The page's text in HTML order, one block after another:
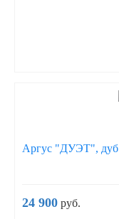
Аргус "ДУЭТ", дуб
24 900 руб.